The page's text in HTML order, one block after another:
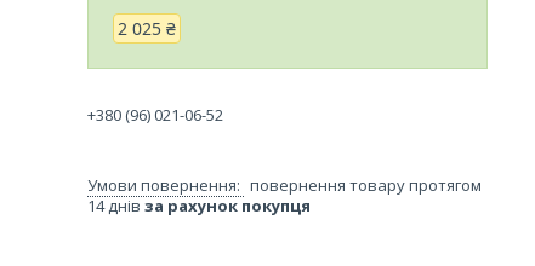
2 025 ₴
+380 (96) 021-06-52
повернення товару протягом
14 днів за рахунок покупця